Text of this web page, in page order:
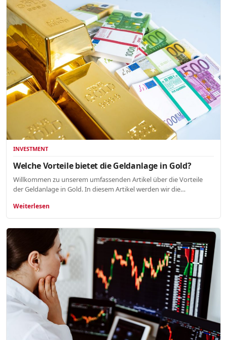
INVESTMENT
Welche Vorteile bietet die Geldanlage in Gold?
Willkommen zu unserem umfassenden Artikel über die Vorteile
der Geldanlage in Gold. In diesem Artikel werden wir die…
Weiterlesen